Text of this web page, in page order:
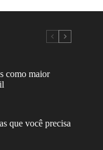
como maior
que você precisa